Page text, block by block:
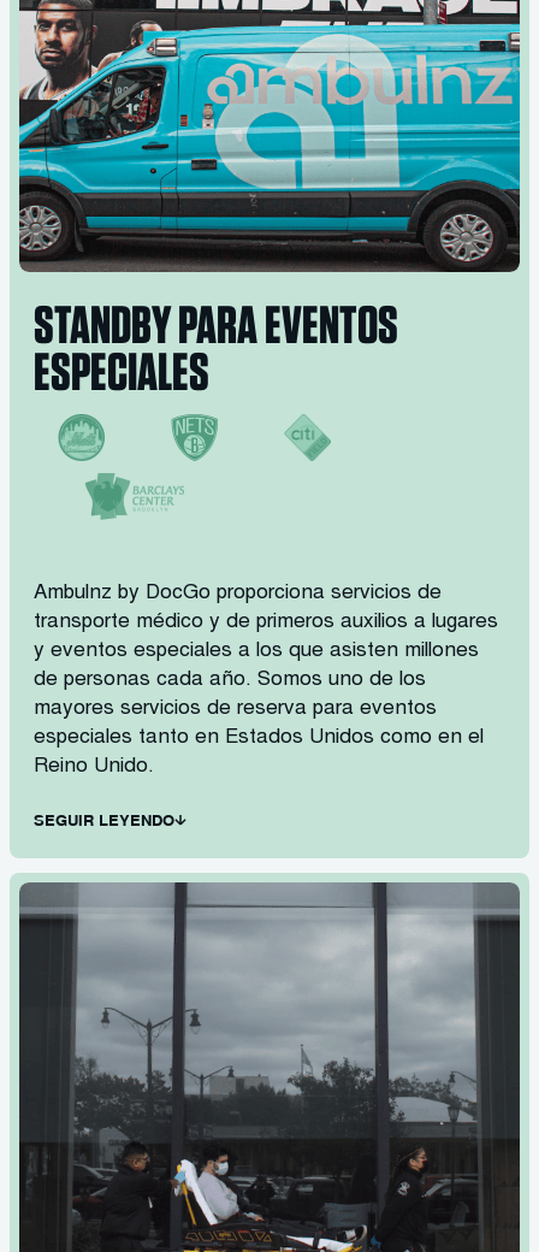
STANDBY PARA EVENTOS
ESPECIALES
Ambulnz by DocGo proporciona servicios de
transporte médico y de primeros auxilios a lugares
y eventos especiales a los que asisten millones
de personas cada año. Somos uno de los
mayores servicios de reserva para eventos
especiales tanto en Estados Unidos como en el
Reino Unido.
SEGUIR LEYENDO